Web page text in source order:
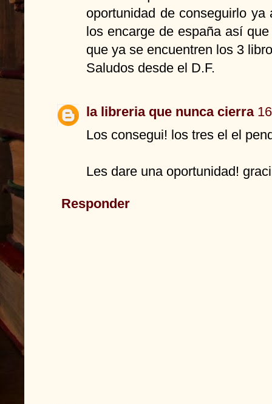
oportunidad de conseguirlo
los encarge de españa así
que ya se encuentren los 3
Saludos desde el D.F.
la libreria que nunca cierra
Los consegui! los tres el el
Les dare una oportunidad!
Responder